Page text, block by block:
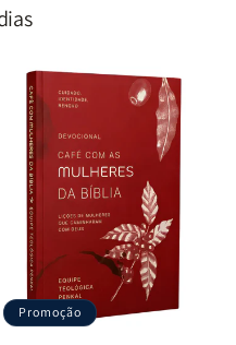
Promoção